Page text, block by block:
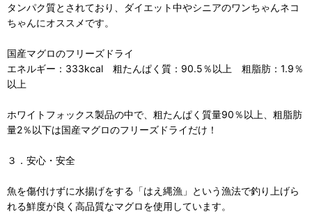
タンパク質とされており、ダイエット中やシニアのワンちゃんネコ
ちゃんにオススメです。
国産マグロのフリーズドライ
エネルギー：333kcal 粗たんぱく質：90.5％以上 粗脂肪：1.9％
以上
ホワイトフォックス製品の中で、粗たんぱく質量90％以上、粗脂肪
量2％以下は国産マグロのフリーズドライだけ！
３．安心・安全
魚を傷付けずに水揚げをする「はえ縄漁」という漁法で釣り上げら
れる鮮度が良く高品質なマグロを使用しています。